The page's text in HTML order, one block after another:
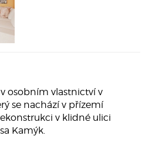
osobním vlastnictví v
se nachází v přízemí
v klidné ulici
Kamýk.